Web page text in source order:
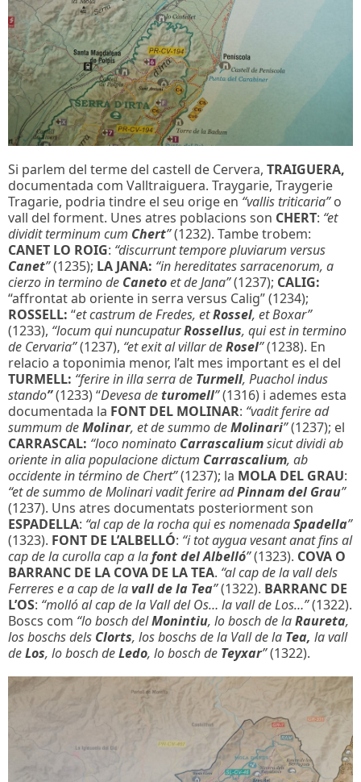
Si parlem del terme del castell de Cervera, TRAIGUERA,
documentada com Valltraiguera. Traygarie, Traygerie
Tragarie, podria tindre el seu orige en “vallis triticaria”o
vall del forment. Unes atres poblacions son CHERT: “et
dividit terminum cum Chert”(1232). Tambe trobem:
CANET LO ROIG: “discurrunt tempore pluviarum versus
Canet”(1235); LA JANA: “in hereditates sarracenorum, a
cierzo in termino de Canetoet de Jana”(1237); CALIG:
“affrontat ab oriente in serra versus Calig” (1234);
ROSSELL: “et castrum de Fredes, etRossel, et Boxar”
(1233), “locum qui nuncupaturRossellus, qui est in termino
de Cervaria”(1237), “et exit al villar deRosel”(1238). En
relacio a toponimia menor, l’alt mes important es el del
TURMELL: “ferire in illa serra de Turmell, Puachol indus
stando”(1233)“Devesa deturomell”(1316) i ademes esta
documentada la FONT DEL MOLINAR: “vadit ferire ad
summum deMolinar, et de summo deMolinari”(1237); el
CARRASCAL: “loco nominato Carrascaliumsicut dividi ab
oriente in alia populacione dictum Carrascalium, ab
occidente in término de Chert”(1237); la MOLA DEL GRAU:
“et de summo de Molinari vadit ferire adPinnam del Grau”
(1237). Uns atres documentats posteriorment son
ESPADELLA: “al cap de la rocha qui es nomenadaSpadella”
(1323). FONT DE L’ALBELLÓ: “i tot aygua vesant anat fins al
cap de la curolla cap a lafont del Albelló”(1323). COVA O
BARRANC DE LA COVA DE LA TEA. “al cap de la vall dels
Ferreres e a cap de lavall de la Tea”(1322). BARRANC DE
L’OS: “molló al cap de la Vall del Os… la vall de Los…”(1322).
Boscs com “lo bosch delMonintiu, lo bosch de laRaureta,
los boschs dels Clorts, los boschs de la Vall de la Tea, la vall
deLos, lo bosch deLedo, lo bosch de Teyxar”(1322).